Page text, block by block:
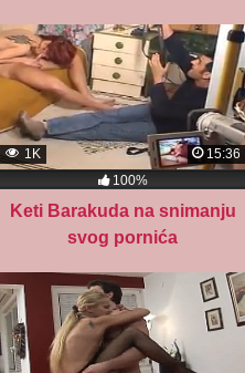
1K
15:36
100%
Keti Barakuda na snimanju
svog pornića